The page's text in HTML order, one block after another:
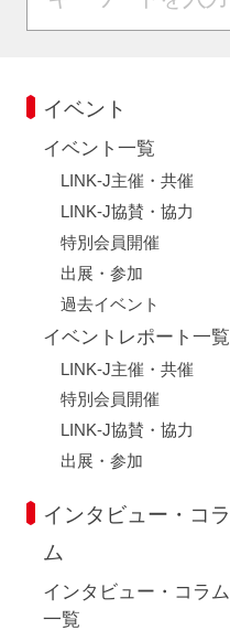
イベント
イベント一覧
LINK-J主催・共催
LINK-J協賛・協力
特別会員開催
出展・参加
過去イベント
イベントレポート一覧
LINK-J主催・共催
特別会員開催
LINK-J協賛・協力
出展・参加
インタビュー・コラ
ム
インタビュー・コラム
一覧